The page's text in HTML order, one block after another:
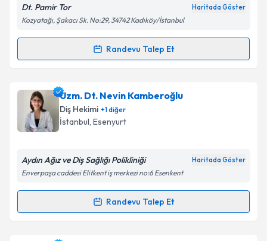
Kişisel verilerimin işlenmesine ilişkinAydınlatma
kapsamda işlenmesini kabul ediyorum.
Takvim Talebini Gönder
Dt. Pamir Tor Haritada Göster
Kozyatağı, Şakacı Sk. No:29, 34742 Kadıköy/İstanbul
Randevu Talep Et
Randevu Takvimi Talebi
Dr. Dt. Pamir Toriçin randevu takvimi talebi
oluşturun. Size bu uzmandan randevu almanız için bir
takvim hazırlandığında e-posta ile bilgilendireceğiz.
Kişisel verilerimin işlenmesine ilişkin
Metni'ni okudum ve kişisel verilerimin belirtilen
Uzm. Dt. Nevin Kamberoğlu
Diş Hekimi +1diğer
İstanbul, Esenyurt
Aydın Ağız ve Diş Sağlığı Polikliniği Haritada Göster
Enverpaşa caddesi Elitkent iş merkezi no:6 Esenkent
Randevu Talep Et
Randevu Takvimi Talebi